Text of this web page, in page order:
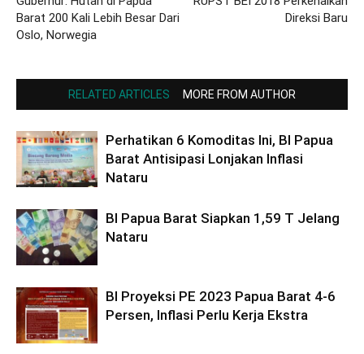
Barat 200 Kali Lebih Besar Dari
Oslo, Norwegia
Direksi Baru
RELATED ARTICLES MORE FROM AUTHOR
Perhatikan 6 Komoditas Ini, BI Papua
Barat Antisipasi Lonjakan Inflasi
Nataru
BI Papua Barat Siapkan 1,59 T Jelang
Nataru
BI Proyeksi PE 2023 Papua Barat 4-6
Persen, Inflasi Perlu Kerja Ekstra